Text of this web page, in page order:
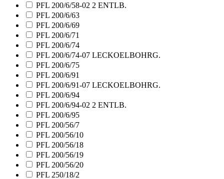
PFL 200/6/58-02 2 ENTLB.
PFL 200/6/63
PFL 200/6/69
PFL 200/6/71
PFL 200/6/74
PFL 200/6/74-07 LECKOELBOHRG.
PFL 200/6/75
PFL 200/6/91
PFL 200/6/91-07 LECKOELBOHRG.
PFL 200/6/94
PFL 200/6/94-02 2 ENTLB.
PFL 200/6/95
PFL 200/56/7
PFL 200/56/10
PFL 200/56/18
PFL 200/56/19
PFL 200/56/20
PFL 250/18/2